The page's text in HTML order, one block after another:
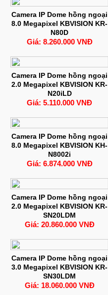
Camera IP Dome hồng ngoại
8.0 Megapixel KBVISION KR-
N80D
Giá: 8.260.000 VNĐ
Camera IP Dome hồng ngoại
2.0 Megapixel KBVISION KR-
N20iLD
Giá: 5.110.000 VNĐ
Camera IP Dome hồng ngoại
8.0 Megapixel KBVISION KH-
N8002i
Giá: 6.874.000 VNĐ
Camera IP Dome hồng ngoại
2.0 Megapixel KBVISION KR-
SN20LDM
Giá: 20.860.000 VNĐ
Camera IP Dome hồng ngoại
3.0 Megapixel KBVISION KR-
SN30LDM
Giá: 18.060.000 VNĐ